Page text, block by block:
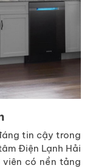
tin cậy trong
Điện Lạnh Hải
có nền tảng